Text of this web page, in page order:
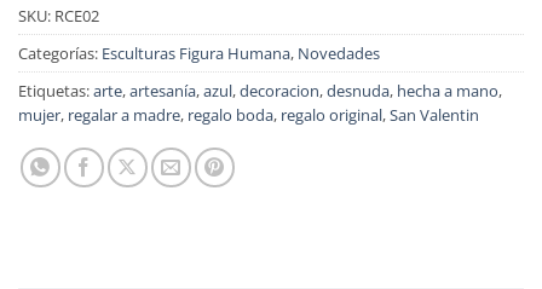
SKU: RCE02
Categorías: Esculturas Figura Humana, Novedades
Etiquetas:arte,artesanía,azul,decoracion,desnuda, hecha a mano,
mujer, regalar a madre, regalo boda, regalo original,San Valentin